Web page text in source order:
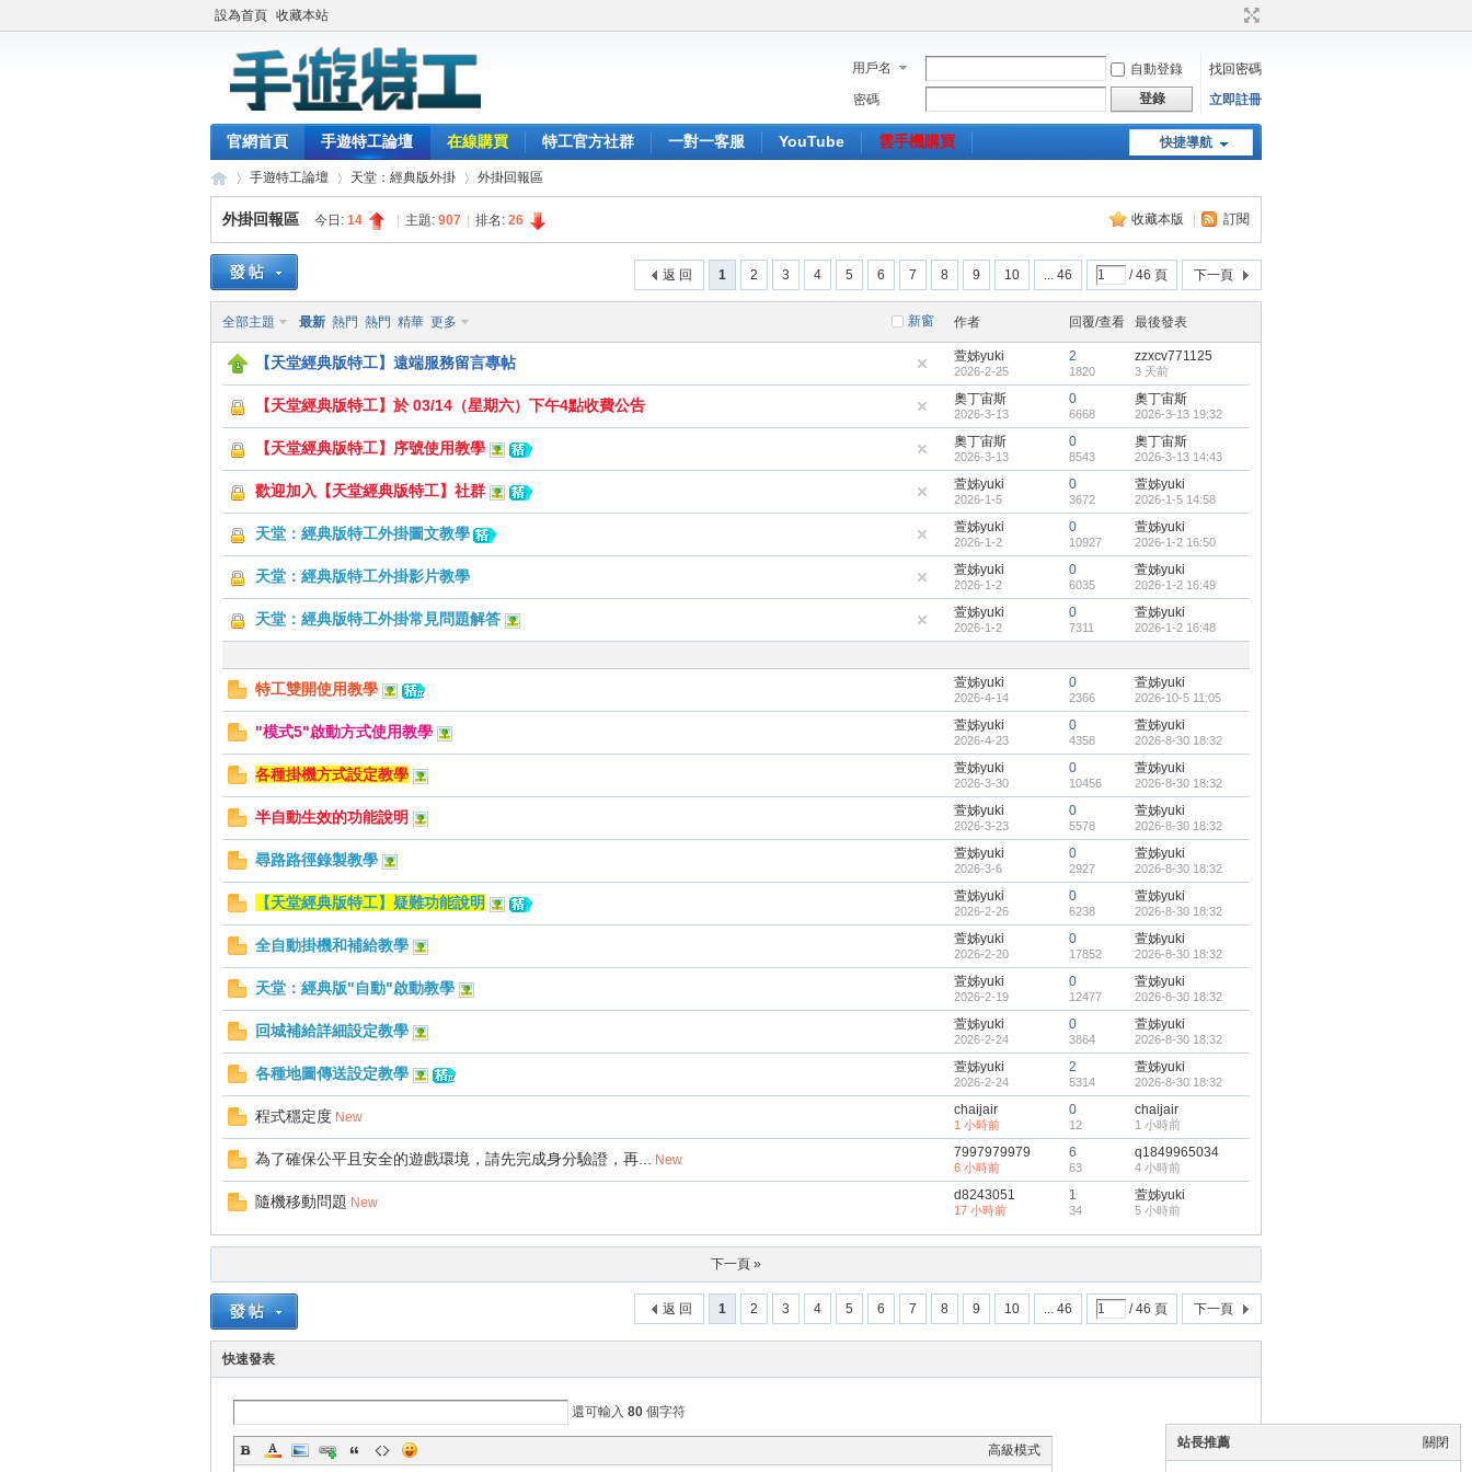
設為首頁 收藏本站
用戶名 自動登錄
找回密碼
密碼
登錄 立即註冊
快捷導航
官網首頁 手遊特工論壇 在線購買 特工官方社群 一對一客服 YouTube
雲手機購買
的
遊
»
手遊特工論壇 天堂：經典版外掛 外掛回報區
收藏本版 訂閱
外掛回報區 今日: 14 主題: 907 排名: 26
1 2 3 4 5 6 7 8 9 10 ... 46 / 46 頁 下一頁
返 回
新窗
全部主題 最新 熱門 熱門 精華 更多 作者 回覆/查看 最後發表
【天堂經典版特工】遠端服務留言專帖 萱姊yuki
2026-2-25
2
1820
zzxcv771125
3 天前
【天堂經典版特工】於 03/14（星期六）下午4點收費公告 奧丁宙斯
2026-3-13
0
6668
奧丁宙斯
2026-3-13 19:32
【天堂經典版特工】序號使用教學 奧丁宙斯
2026-3-13
0
8543
奧丁宙斯
2026-3-13 14:43
歡迎加入【天堂經典版特工】社群 萱姊yuki
2026-1-5
0
3672
萱姊yuki
2026-1-5 14:58
天堂：經典版特工外掛圖文教學 萱姊yuki
2026-1-2
0
10927
萱姊yuki
2026-1-2 16:50
天堂：經典版特工外掛影片教學 萱姊yuki
2026-1-2
0
6035
萱姊yuki
2026-1-2 16:49
天堂：經典版特工外掛常見問題解答 萱姊yuki
2026-1-2
0
7311
萱姊yuki
2026-1-2 16:48
特工雙開使用教學 萱姊yuki
2026-4-14
0
2366
萱姊yuki
2026-10-5 11:05
"模式5"啟動方式使用教學 萱姊yuki
2026-4-23
0
4358
萱姊yuki
2026-8-30 18:32
各種掛機方式設定教學 萱姊yuki
2026-3-30
0
10456
萱姊yuki
2026-8-30 18:32
半自動生效的功能說明 萱姊yuki
2026-3-23
0
5578
萱姊yuki
2026-8-30 18:32
尋路路徑錄製教學 萱姊yuki
2026-3-6
0
2927
萱姊yuki
2026-8-30 18:32
【天堂經典版特工】疑難功能說明 萱姊yuki
2026-2-26
0
6238
萱姊yuki
2026-8-30 18:32
全自動掛機和補給教學 萱姊yuki
2026-2-20
0
17852
萱姊yuki
2026-8-30 18:32
天堂：經典版"自動"啟動教學 萱姊yuki
2026-2-19
0
12477
萱姊yuki
2026-8-30 18:32
回城補給詳細設定教學 萱姊yuki
2026-2-24
0
3864
萱姊yuki
2026-8-30 18:32
各種地圖傳送設定教學 萱姊yuki
2026-2-24
2
5314
萱姊yuki
2026-8-30 18:32
程式穩定度 New chaijair
1 小時前
0
12
chaijair
1 小時前
為了確保公平且安全的遊戲環境，請先完成身分驗證，再... New 7997979979
6 小時前
6
63
q1849965034
4 小時前
隨機移動問題 New d8243051
17 小時前
1
34
萱姊yuki
5 小時前
下一頁 »
1 2 3 4 5 6 7 8 9 10 ... 46 / 46 頁 下一頁
返 回
快速發表
還可輸入 80 個字符
高級模式 關閉
站長推薦